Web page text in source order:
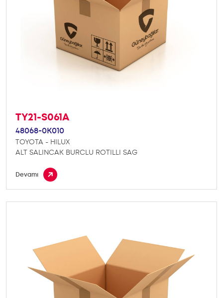
TY21-S061A
48068-0K010
TOYOTA - HILUX
ALT SALINCAK BURCLU ROTILLI SAG
Devamı